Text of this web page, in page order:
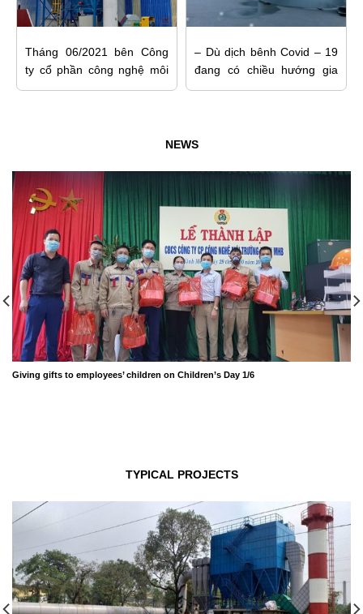
Tháng 06/2021 bên Công
ty cổ phần công nghệ môi
trường xanh MHB đang cho
30.000 m3/h cho Công ty
DLH. Cám ơn Quý khách
hàng đã tin cậy và hợp tác
với bên công ty chúng tôi vì
– Dù dịch bênh Covid – 19
đang có chiều hướng gia
tăng, nhưng được sự tin
trường xanh MHB đang
để hoàn thành sản phầm
Cyclone để giao cho khách
hàng đúng theo thời gian.
Cám ơn sự tin
NEWS
Giving gifts to employees’ children on Children’s Day 1/6
TYPICAL PROJECTS